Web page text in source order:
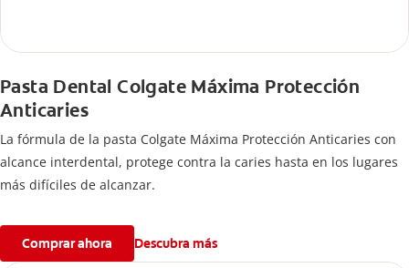
Pasta Dental Colgate Máxima Protección
Anticaries
La fórmula de la pasta Colgate Máxima Protección Anticaries con
alcance interdental, protege contra la caries hasta en los lugares
más difíciles de alcanzar.
Comprar ahora Descubra más